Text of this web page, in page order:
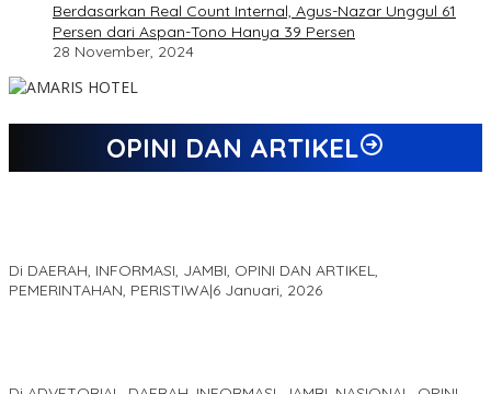
Berdasarkan Real Count Internal, Agus-Nazar Unggul 61
Persen dari Aspan-Tono Hanya 39 Persen
28 November, 2024
OPINI DAN ARTIKEL
Di DAERAH, INFORMASI, JAMBI, OPINI DAN ARTIKEL,
PEMERINTAHAN, PERISTIWA|6 Januari, 2026